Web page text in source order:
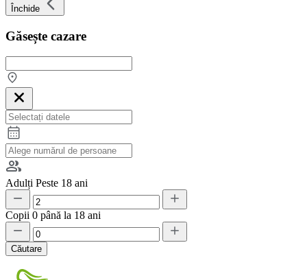
Închide
Găsește cazare
Adulți Peste 18 ani
Copii 0 până la 18 ani
Căutare